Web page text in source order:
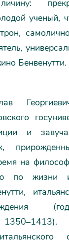
ученый,
Бенвенутти.
и
на
по жизни и
1350–1413).